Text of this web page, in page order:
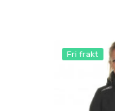
Fri frakt